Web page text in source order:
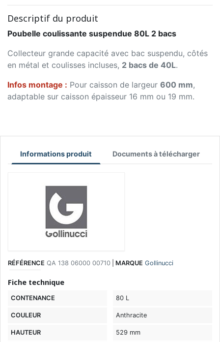
Descriptif du produit
Poubelle coulissante suspendue 80L 2 bacs
Collecteur grande capacité avec bac suspendu, côtés
en métal et coulisses incluses, 2 bacs de 40L.
Infos montage : Pour caisson de largeur 600 mm,
adaptable sur caisson épaisseur 16 mm ou 19 mm.
Informations produit Documents à télécharger
RÉFÉRENCE QA 138 06000 00710 MARQUE Gollinucci
Fiche technique
CONTENANCE 80 L
COULEUR Anthracite
HAUTEUR 529 mm